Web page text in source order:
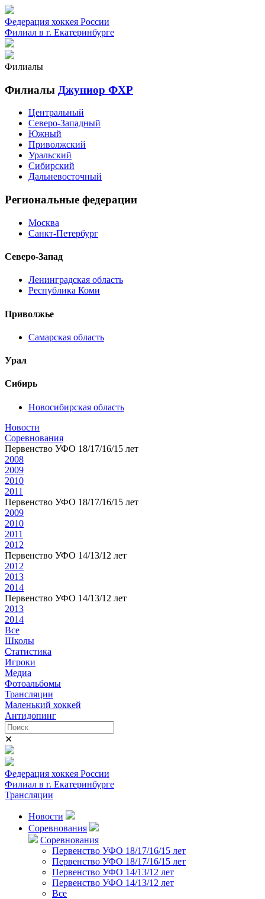
Федерация хоккея России
Филиал в г. Екатеринбурге
Филиалы
Филиалы Джуниор ФХР
Центральный
Северо-Западный
Южный
Приволжский
Уральский
Сибирский
Дальневосточный
Региональные федерации
Москва
Санкт-Петербург
Северо-Запад
Ленинградская область
Республика Коми
Приволжье
Самарская область
Урал
Сибирь
Новосибирская область
Новости
Соревнования
Первенство УФО 18/17/16/15 лет
2008
2009
2010
2011
Первенство УФО 18/17/16/15 лет
2009
2010
2011
2012
Первенство УФО 14/13/12 лет
2012
2013
2014
Первенство УФО 14/13/12 лет
2013
2014
Все
Школы
Статистика
Игроки
Медиа
Фотоальбомы
Трансляции
Маленький хоккей
Антидопинг
✕
Федерация хоккея России
Филиал в г. Екатеринбурге
Трансляции
Новости
Соревнования
Соревнования
Первенство УФО 18/17/16/15 лет
Первенство УФО 18/17/16/15 лет
Первенство УФО 14/13/12 лет
Первенство УФО 14/13/12 лет
Все